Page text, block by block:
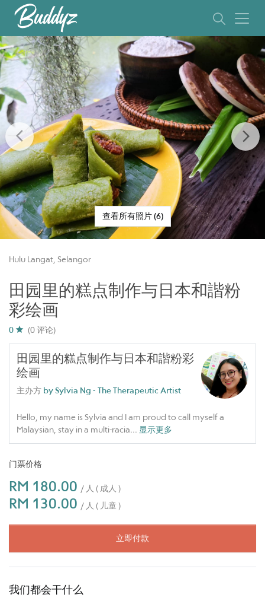
查看所有照片 (6)
Previous
Hulu Langat, Selangor
田园里的糕点制作与日本和諧粉
彩绘画
0 (0 评论)
田园里的糕点制作与日本和諧粉彩
绘画
主办方 by Sylvia Ng - The Therapeutic Artist
Hello, my name is Sylvia and I am proud to call myself a
Malaysian, stay in a multi-racia... 显示更多
门票价格
RM 180.00 / 人 ( 成人 )
RM 130.00 / 人 ( 儿童 )
立即付款
我们都会干什么